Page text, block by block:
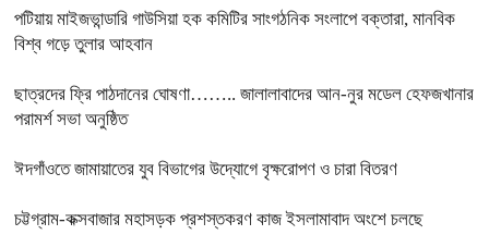
পটিয়ায় মাইজভান্ডারি গাউসিয়া হক কমিটির সাংগঠনিক সংলাপে বক্তারা, মানবিক
বিশ্ব গড়ে তুলার আহবান
ছাত্রদের ফ্রি পাঠদানের ঘোষণা…….. জালালাবাদের আন-নুর মডেল হেফজখানার
পরামর্শ সভা অনুষ্ঠিত
ঈদগাঁওতে জামায়াতের যুব বিভাগের উদ্যোগে বৃক্ষরোপণ ও চারা বিতরণ
চট্টগ্রাম-কক্সবাজার মহাসড়ক প্রশস্তকরণ কাজ ইসলামাবাদ অংশে চলছে